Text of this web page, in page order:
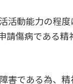
活動能力の程
請傷病である
害である為、